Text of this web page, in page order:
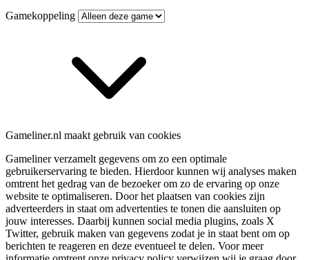
Gamekoppeling
Gameliner.nl maakt gebruik van cookies
Gameliner verzamelt gegevens om zo een optimale
gebruikerservaring te bieden. Hierdoor kunnen wij analyses maken
omtrent het gedrag van de bezoeker om zo de ervaring op onze
website te optimaliseren. Door het plaatsen van cookies zijn
adverteerders in staat om advertenties te tonen die aansluiten op
jouw interesses. Daarbij kunnen social media plugins, zoals X
Twitter, gebruik maken van gegevens zodat je in staat bent om op
berichten te reageren en deze eventueel te delen. Voor meer